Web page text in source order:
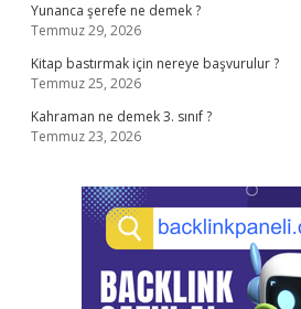
Yunanca şerefe ne demek ?
Temmuz 29, 2026
Kitap bastırmak için nereye başvurulur ?
Temmuz 25, 2026
Kahraman ne demek 3. sınıf ?
Temmuz 23, 2026